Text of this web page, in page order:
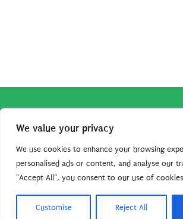
We value your privacy
We use cookies to enhance your browsing
personalised ads or content, and analyse our
"Accept All", you consent to our use of
Customise Reject All
associato Amazon percepisce dei ricavi
Tutti i guadagni sono direttamente
per continuare a condividere tutorial e
dei cartoon. Grazie per il vostro
Barbara Basso - P. Iva